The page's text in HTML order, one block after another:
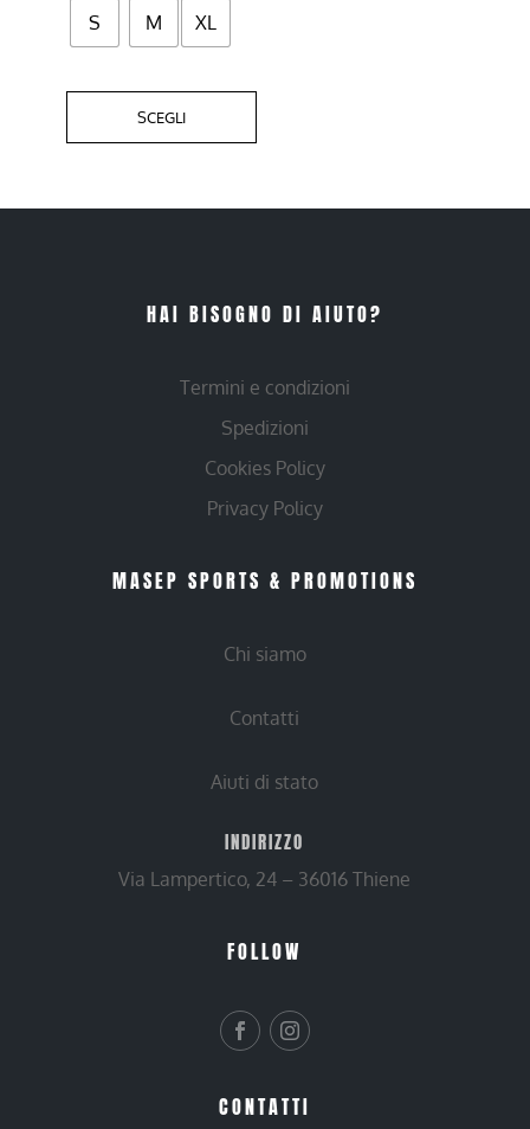
S M XL
SCEGLI
prodotto
HAI BISOGNO DI AIUTO?
Termini e condizioni
Spedizioni
Cookies Policy
Privacy Policy
MASEP SPORTS & PROMOTIONS
Chi siamo
Contatti
Aiuti di stato
INDIRIZZO
Via Lampertico, 24 – 36016 Thiene
FOLLOW
CONTATTI